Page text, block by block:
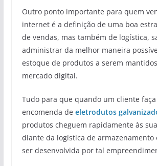
Outro ponto importante para quem
internet é a definição de uma boa
de vendas, mas também de logística,
administrar da melhor maneira
estoque de produtos a serem
mercado digital.
Tudo para que quando um cliente
encomenda de eletrodutos
produtos cheguem rapidamente às
diante da logística de armazenamento
ser desenvolvida por tal